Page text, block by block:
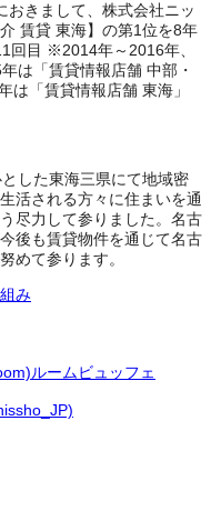
おきまして、株式会社ニッ
賃貸 東海】の第1位を8年
回目 ※2014年～2016年、
は「賃貸情報店舗 中部・
は「賃貸情報店舗 東海」
した東海三県にて地域密
活される方々に住まいを通
尽力して参りました。名古
後も賃貸物件を通じて名古
めて参ります。
み
ルームビュッフェ